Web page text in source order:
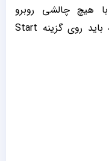
BlackMagic Disk Speed Test با هیچ چالشی روبرو
نخواهید شد. برای کار با این برنامه باید روی گزینه Start